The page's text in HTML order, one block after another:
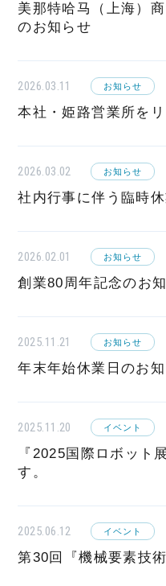
美那特哈马（上海）
のお知らせ
2026.03.11 お知らせ
本社・姫路営業所を
2026.03.02 お知らせ
社内行事に伴う臨時
2026.02.01 お知らせ
創業80周年記念のお
2025.11.21 お知らせ
年末年始休業日のお
2025.11.20 イベント
『2025国際ロボット
す。
2025.06.12 イベント
第30回『機械要素技